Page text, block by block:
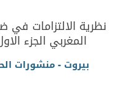
نظرية الالتزامات في
المغربي الجزء
بيروت - منشورات